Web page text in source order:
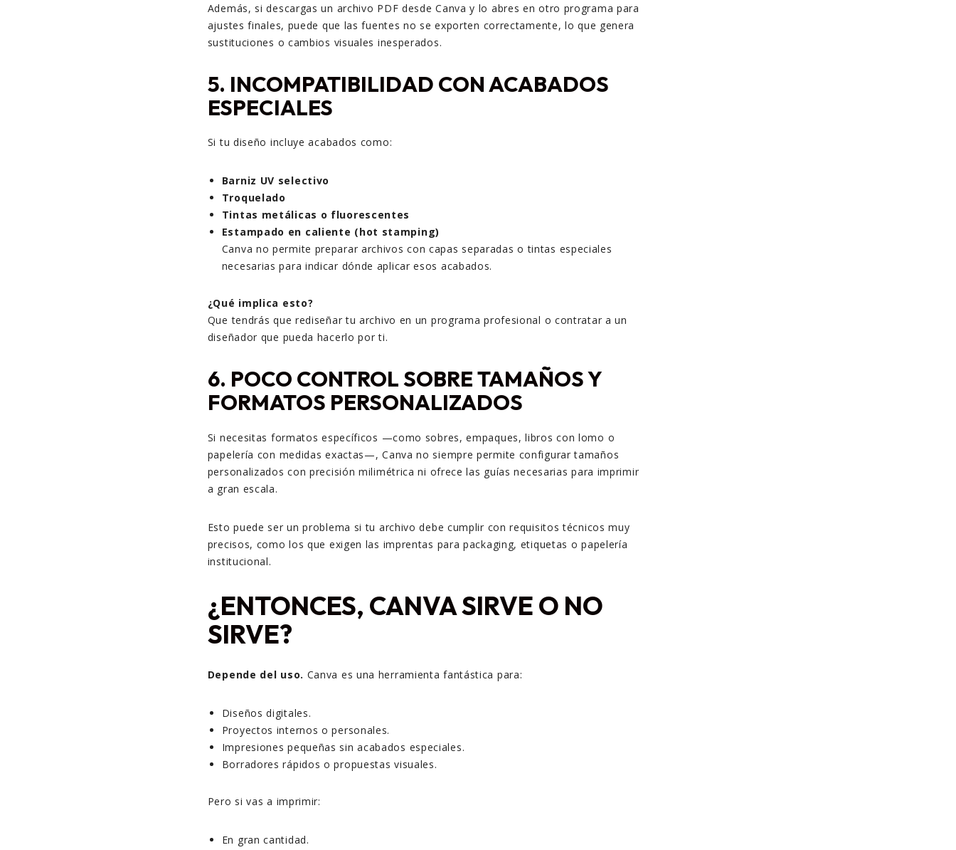
Además, si descargas un archivo PDF desde Canva y lo abres en otro programa para
ajustes finales, puede que las fuentes no se exporten correctamente, lo que genera
sustituciones o cambios visuales inesperados.
5. INCOMPATIBILIDAD CON ACABADOS
ESPECIALES
Si tu diseño incluye acabados como:
Barniz UV selectivo
Troquelado
Tintas metálicas o fluorescentes
Estampado en caliente (hot stamping)
Canva no permite preparar archivos con capas separadas o tintas especiales
necesarias para indicar dónde aplicar esos acabados.
¿Qué implica esto?
Que tendrás que rediseñar tu archivo en un programa profesional o contratar a un
diseñador que pueda hacerlo por ti.
6. POCO CONTROL SOBRE TAMAÑOS Y
FORMATOS PERSONALIZADOS
Si necesitas formatos específicos —como sobres, empaques, libros con lomo o
papelería con medidas exactas—, Canva no siempre permite configurar tamaños
personalizados con precisión milimétrica ni ofrece las guías necesarias para imprimir
a gran escala.
Esto puede ser un problema si tu archivo debe cumplir con requisitos técnicos muy
precisos, como los que exigen las imprentas para packaging, etiquetas o papelería
institucional.
¿ENTONCES, CANVA SIRVE O NO
SIRVE?
Depende del uso. Canva es una herramienta fantástica para:
Diseños digitales.
Proyectos internos o personales.
Impresiones pequeñas sin acabados especiales.
Borradores rápidos o propuestas visuales.
Pero si vas a imprimir:
En gran cantidad.